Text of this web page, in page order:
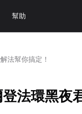
幫助
法幫你搞定！
法環黑夜